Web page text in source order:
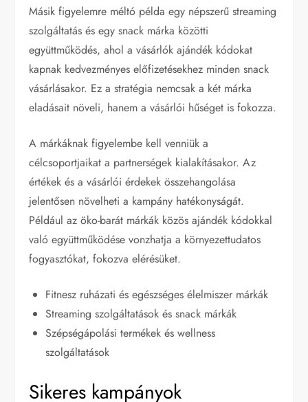
Másik figyelemre méltó példa egy népszerű streaming
szolgáltatás és egy snack márka közötti
együttműködés, ahol a vásárlók ajándék kódokat
kapnak kedvezményes előfizetésekhez minden snack
vásárlásakor. Ez a stratégia nemcsak a két márka
eladásait növeli, hanem a vásárlói hűséget is fokozza.
A márkáknak figyelembe kell venniük a
célcsoportjaikat a partnerségek kialakításakor. Az
értékek és a vásárlói érdekek összehangolása
jelentősen növelheti a kampány hatékonyságát.
Például az öko-barát márkák közös ajándék kódokkal
való együttműködése vonzhatja a környezettudatos
fogyasztókat, fokozva elérésüket.
Fitnesz ruházati és egészséges élelmiszer márkák
Streaming szolgáltatások és snack márkák
Szépségápolási termékek és wellness
szolgáltatások
Sikeres kampányok